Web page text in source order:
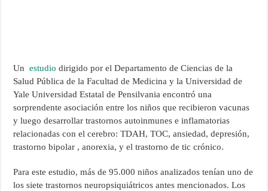
Un estudio dirigido por el Departamento de Ciencias de la
Salud Pública de la Facultad de Medicina y la Universidad de
Yale Universidad Estatal de Pensilvania encontró una
sorprendente asociación entre los niños que recibieron vacunas
y luego desarrollar trastornos autoinmunes e inflamatorias
relacionadas con el cerebro: TDAH, TOC, ansiedad, depresión,
trastorno bipolar , anorexia, y el trastorno de tic crónico.
Para este estudio, más de 95.000 niños analizados tenían uno de
los siete trastornos neuropsiquiátricos antes mencionados. Los